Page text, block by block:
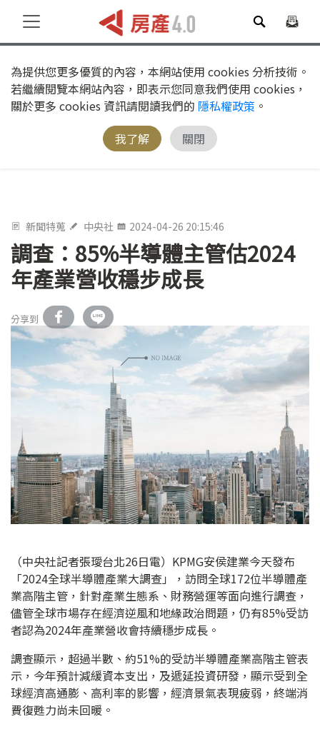
為提供您更多優質的內容，本網站使用 cookies 分析技術。
若繼續閱覽本網站內容，即表示您同意我們使用 cookies，
關於更多 cookies 資訊請閱讀我們的 隱私權政策 。
我了解
關閉
新聞特蒐 中央社 2024-04-26 20:15:46
調查：85%半導體主管估2024
年產業營收穩步成長
分享到
（中央社記者張璦台北26日電）KPMG安侯建業今天發布
「2024全球半導體產業大調查」，訪問全球172位半導體產
業高階主管，針對產業生態系、財務營運等面向進行調查，
儘管全球市場存在經濟逆風和地緣政治問題，仍有85%受訪
者認為2024年產業營收會持續穩步成長。
調查顯示，超過半數、約51%的受訪半導體產業高階主管表
示，今年預計減緩資本支出，及遞延投資研發，顯示受到全
球經濟高通膨、高利率的影響，經濟景氣表現疲弱，終端消
費復甦力尚未回暖。